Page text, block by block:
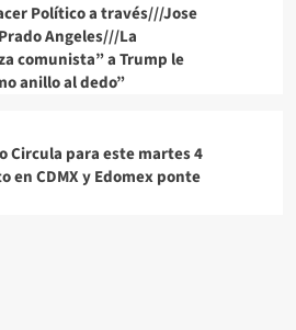
Político a través///Jose
Angeles///La
comunista” a Trump le
anillo al dedo”
Circula para este martes 4
en CDMX y Edomex ponte